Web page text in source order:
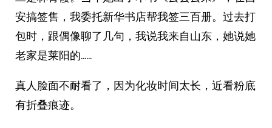
安搞签售，我委托新华书店帮我签三百册。过去打
包时，跟偶像聊了几句，我说我来自山东，她说她
老家是莱阳的……
真人脸面不耐看了，因为化妆时间太长，近看粉底
有折叠痕迹。